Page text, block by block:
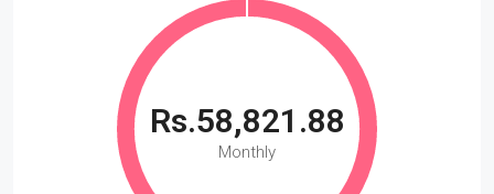
Rs.58,821.88
Monthly